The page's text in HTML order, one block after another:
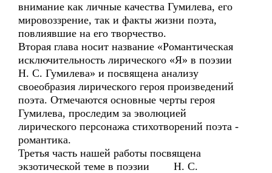
внимание как личные качества Гумилева, его
мировоззрение, так и факты жизни поэта,
повлиявшие на его творчество.
Вторая глава носит название «Романтическая
исключительность лирического «Я» в поэзии
Н. С. Гумилева» и посвящена анализу
своеобразия лирического героя произведений
поэта. Отмечаются основные черты героя
Гумилева, проследим за эволюцией
лирического персонажа стихотворений поэта -
романтика.
Третья часть нашей работы посвящена
экзотической теме в поэзии Н. С.